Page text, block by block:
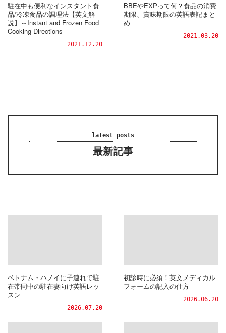
駐在中も便利なインスタント食
品/冷凍食品の調理法【英文解
説】～Instant and Frozen Food
Cooking Directions
2021.12.20
BBEやEXPって何？食品の消費
期限、賞味期限の英語表記まと
め
2021.03.20
latest posts
最新記事
ベトナム・ハノイに子連れで駐
在帯同中の駐在妻向け英語レッ
スン
2026.07.20
初診時に必須！英文メディカル
フォームの記入の仕方
2026.06.20